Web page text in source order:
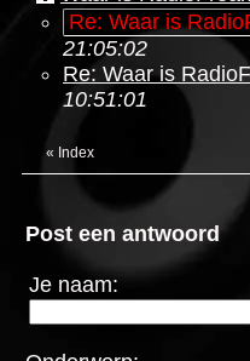
Re: Waar is
21:05:02
Re: Waar is
10:51:01
« Index
Post een antwoord
Je naam: